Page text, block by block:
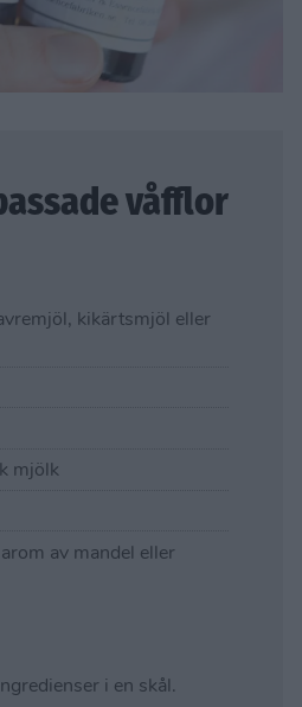
våfflor
kikärtsmjöl eller
mjölk
av mandel eller
i en skål.